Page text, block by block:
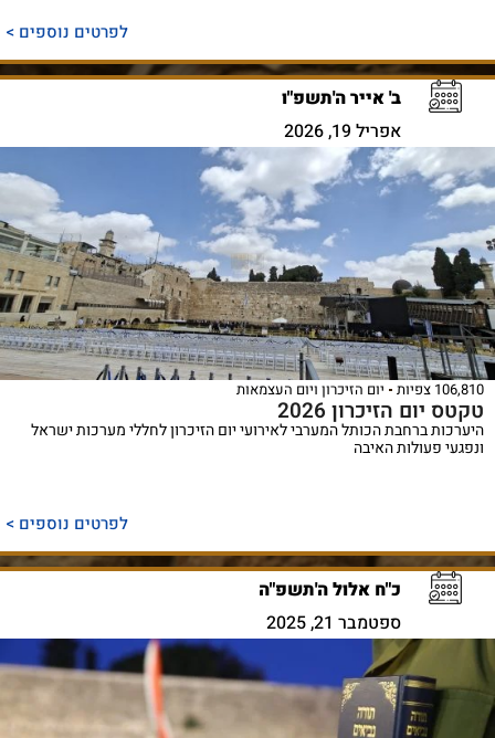
לפרטים נוספים >
ב' אייר ה'תשפ"ו
אפריל 19, 2026
106,810 צפיות יום הזיכרון ויום העצמאות
טקטס יום הזיכרון 2026
היערכות ברחבת הכותל המערבי לאירועי יום הזיכרון לחללי מערכות ישראל
ונפגעי פעולות האיבה
לפרטים נוספים >
כ"ח אלול ה'תשפ"ה
ספטמבר 21, 2025